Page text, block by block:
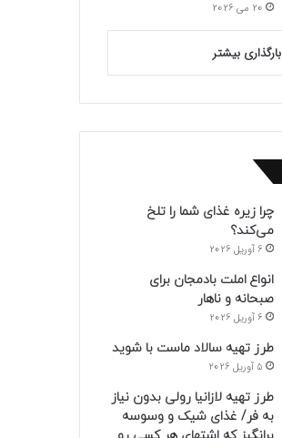
20 می 2026
بارگذاری بیشتر
چرا زیره غذای شما را تلخ
می‌کند؟
6 آوریل 2026
انواع املت بادمجان برای
صبحانه و ناهار
6 آوریل 2026
طرز تهیه سالاد ماست با شوید
5 آوریل 2026
طرز تهیه لازانیا رولی بدون نیاز
به فر/ غذای شیک و وسوسه